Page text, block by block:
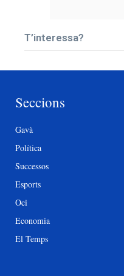
T’interessa?
Seccions
Gavà
Política
Successos
Esports
Oci
Economia
El Temps